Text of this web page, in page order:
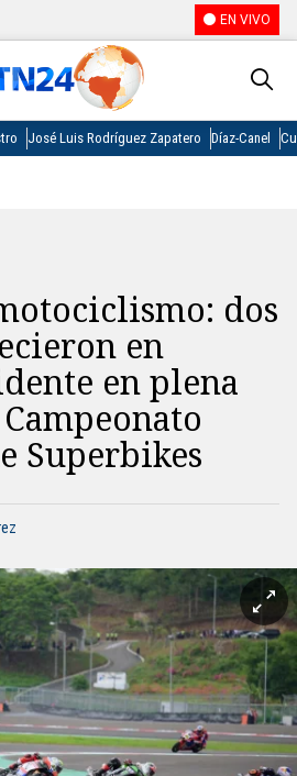
EN VIVO
José Luis Rodríguez Zapatero Díaz-Canel
dos
en
en plena
Superbikes